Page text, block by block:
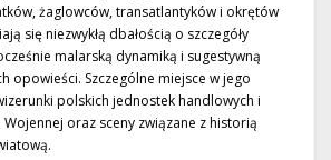
żaglowców, transatlantyków i okrętów
się niezwykłą dbałością o szczegóły
malarską dynamiką i sugestywną
opowieści. Szczególne miejsce w jego
polskich jednostek handlowych i
oraz sceny związane z historią